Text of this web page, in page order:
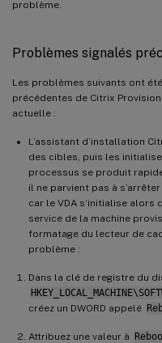
problème.
Problèmes signalés
Les problèmes suivants ont
précédentes de Citrix
actuelle :
L’assistant d’installation
des cibles, puis les
processus se produit
il ne parvient pas à
car le VDA s’initialise alors
service de la machine
formatage du lecteur de
problème :
Dans la clé de registre du
créez un DWORD appelé
Attribuez une valeur à